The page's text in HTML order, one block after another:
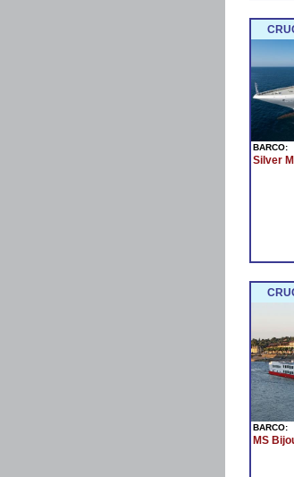
BARCO:
Silver
BARCO:
MS